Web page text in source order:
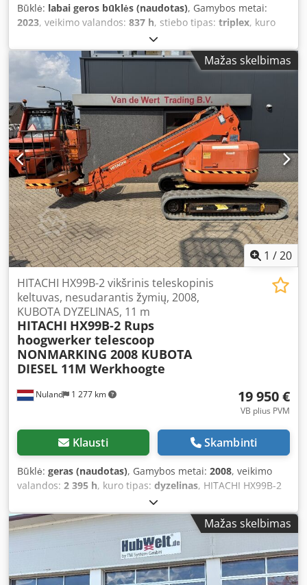
Būklė: labai geros būklės (naudotas), Gamybos metai:
2023, veikimo valandos: 837 h, stiebo tipas: triplex, kuro
kitas, Svoris be apkrovos: 1 532 kg
Matmenys (ilgis x plotis x aukštis): 388 x 84 x 198 cm
Stiebas: lankstomas Kėlimo talpa: 230 kg Darbinis aukštis:
1 080 cm Maksimalus pasiekiamos aukštis: 620 cm CE
ženklas: yra Techninė būklė: labai gera Vizualinė būklė:
labai gera = Papildomos galimybės ir priedai = Dkedpszqdr
Njfx Afujr - Radijo nuotolinio valdymo pultas - Guminės
vikšrai - Padangos, nepaliekančios žymių - Sukimosi
funkcija - Atraminės kojos = Pastabos = Bendrosios
Gamybos šalis: Italija Mažiausia ir kompaktiškiausia
„Bluelift“ tipo žirklinė platforma! Ištraukiamas važiuoklė,
radijo nuotolinio valdymo pultas, techninis pasas vokiečių
ir olandų kalbomis, UVV galioja iki 2027-06, nuimamas
krepšys, visiškai elektrinis pavara su ličio baterija.
Mažas skelbimas
1 /20
Nuland 1 277 km
HITACHI HX99B-2 vikšrinis teleskopinis
keltuvas, nesudarantis žymių, 2008,
KUBOTA DYZELINAS, 11 m
HITACHI HX99B-2 Rups
hoogwerker telescoop
NONMARKING 2008 KUBOTA
DIESEL 11M Werkhoogte
19 950 €
VB plius PVM
Klausti Skambinti
Būklė: geras (naudotas), Gamybos metai: 2008, veikimo
valandos: 2 395 h, kuro tipas: dyzelinas, HITACHI HX99B-2
vikšrinis savivartis su teleskopine platforma, nepaliekantis
žymių, 2008 m., KUBOTA dyzelinis variklis, 11 m aukštis.
Vaizdo įrašą galima atsiųsti per „Whatsapp“. Nuolatinė
prekių atsarga, informaciją rasite svetainėje. Kainos
nurodytos iš Nulando. „Van de Wert Trading B.V.“ siūlo
įvairią mašinų, sunkvežimių, priekabų ir priedų atsargą.
Mažas skelbimas